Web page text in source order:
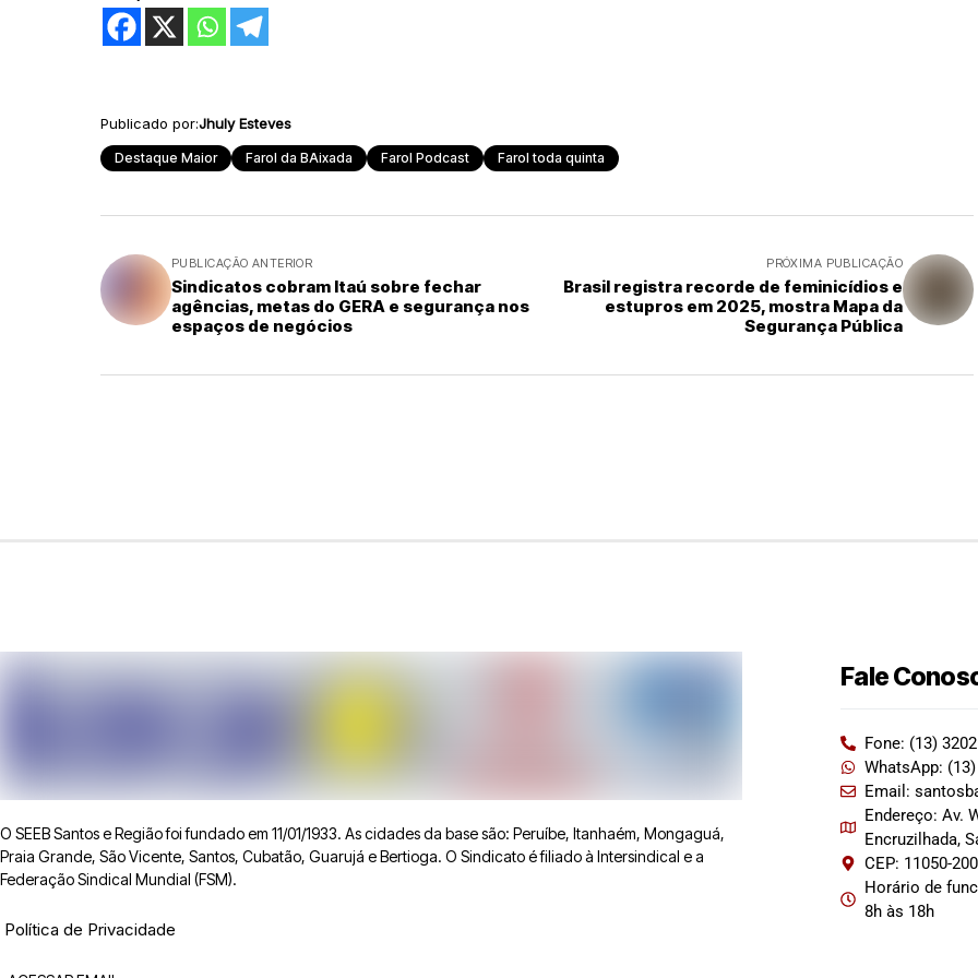
Publicado por:Jhuly Esteves
Destaque Maior Farol da BAixada Farol Podcast Farol toda quinta
PUBLICAÇÃO ANTERIOR
Sindicatos cobram Itaú sobre fechar
agências, metas do GERA e segurança nos
espaços de negócios
PRÓXIMA PUBLICAÇÃO
Brasil registra recorde de feminicídios e
estupros em 2025, mostra Mapa da
Segurança Pública
O SEEB Santos e Região foi fundado em 11/01/1933. As cidades da base são: Peruíbe, Itanhaém, Mongaguá,
Praia Grande, São Vicente, Santos, Cubatão, Guarujá e Bertioga. O Sindicato é filiado à Intersindical e a
Federação Sindical Mundial (FSM).
Política de Privacidade
Fale
Fone: (13)
WhatsApp:
Email:
Endereço: Av.
Encruzilhada,
CEP: 11050-200
Horário de
8h às 18h